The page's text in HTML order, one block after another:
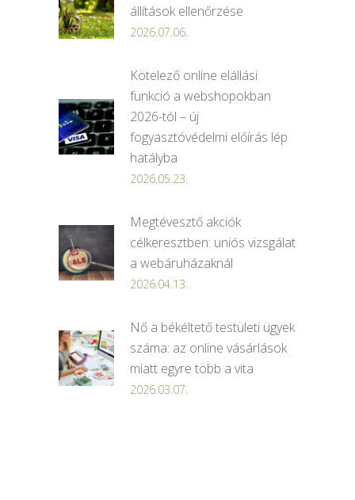
állítások ellenőrzése
2026.07.06.
Kötelező online elállási
funkció a webshopokban
2026-tól – új
fogyasztóvédelmi előírás lép
hatályba
2026.05.23.
Megtévesztő akciók
célkeresztben: uniós vizsgálat
a webáruházaknál
2026.04.13.
Nő a békéltető testületi ügyek
száma: az online vásárlások
miatt egyre több a vita
2026.03.07.